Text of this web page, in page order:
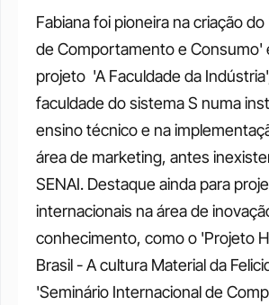
Fabiana foi pioneira na criação
de Comportamento e Consumo'
projeto  'A Faculdade da
faculdade do sistema S numa
ensino técnico e na
área de marketing, antes
SENAI. Destaque ainda para
internacionais na área de
conhecimento, como o 'Projeto
Brasil - A cultura Material da
'Seminário Internacional de